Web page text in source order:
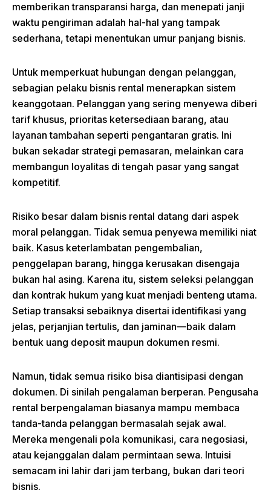
memberikan transparansi harga, dan menepati janji
waktu pengiriman adalah hal-hal yang tampak
sederhana, tetapi menentukan umur panjang bisnis.
Untuk memperkuat hubungan dengan pelanggan,
sebagian pelaku bisnis rental menerapkan sistem
keanggotaan. Pelanggan yang sering menyewa diberi
tarif khusus, prioritas ketersediaan barang, atau
layanan tambahan seperti pengantaran gratis. Ini
bukan sekadar strategi pemasaran, melainkan cara
membangun loyalitas di tengah pasar yang sangat
kompetitif.
Risiko besar dalam bisnis rental datang dari aspek
moral pelanggan. Tidak semua penyewa memiliki niat
baik. Kasus keterlambatan pengembalian,
penggelapan barang, hingga kerusakan disengaja
bukan hal asing. Karena itu, sistem seleksi pelanggan
dan kontrak hukum yang kuat menjadi benteng utama.
Setiap transaksi sebaiknya disertai identifikasi yang
jelas, perjanjian tertulis, dan jaminan—baik dalam
bentuk uang deposit maupun dokumen resmi.
Namun, tidak semua risiko bisa diantisipasi dengan
dokumen. Di sinilah pengalaman berperan. Pengusaha
rental berpengalaman biasanya mampu membaca
tanda-tanda pelanggan bermasalah sejak awal.
Mereka mengenali pola komunikasi, cara negosiasi,
atau kejanggalan dalam permintaan sewa. Intuisi
semacam ini lahir dari jam terbang, bukan dari teori
bisnis.